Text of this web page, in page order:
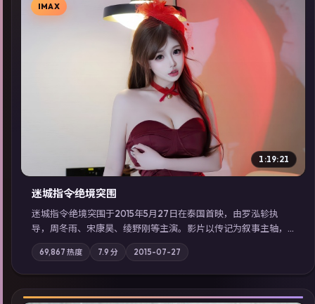
▶
IMAX
1:19:21
迷城指令·绝境突围
迷城指令·绝境突围于2015年5月27日在泰国首映，由罗泓轸执
导，周冬雨、宋康昊、绫野刚等主演。影片以传记为叙事主轴，
记忆碎片重组后，主角发现自己从未活过“真实”的一天；摄影与
配乐强化地域气质；站内亦可通过「国产免费观看高清电视剧在
线看」延展检索同类型高分佳作，畅享高清在线追剧体验。
69,867 热度 7.9 分 2015-07-27